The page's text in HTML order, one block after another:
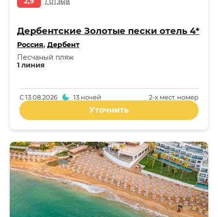
Дербентские Золотые пески отель 4*
Россия, Дербент
1 линия
Песчаный пляж
2-x мест. номер
С13.08.2026 13 ночей
Уточнить